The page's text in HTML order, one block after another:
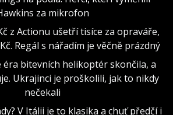
za mikrofon
z Actionu ušetří tisíce za opraváře,
Regál s nářadím je věčně prázdný
éra bitevních helikoptér skončila, a
Ukrajinci je proškolili, jak to nikdy
nečekali
V Itálii je to klasika a chuť předčí i